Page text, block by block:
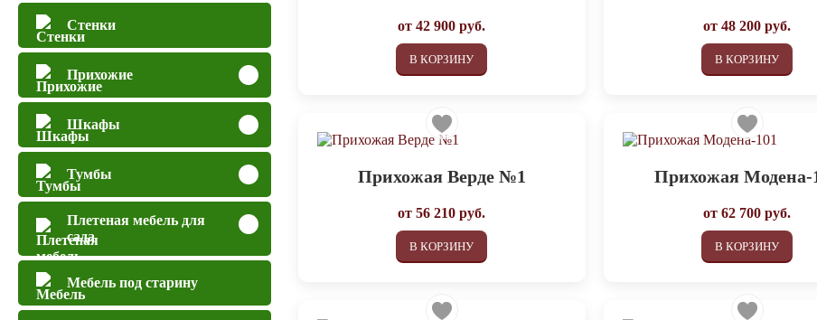
Стенки
Прихожие
Шкафы
Тумбы
Плетеная мебель для
сада
Мебель под старину
от42 900 руб.
В КОРЗИНУ
от48 200 руб.
В КОРЗИНУ
Прихожая Верде №1
от56 210 руб.
В КОРЗИНУ
Прихожая Модена-
от62 700 руб.
В КОРЗИНУ